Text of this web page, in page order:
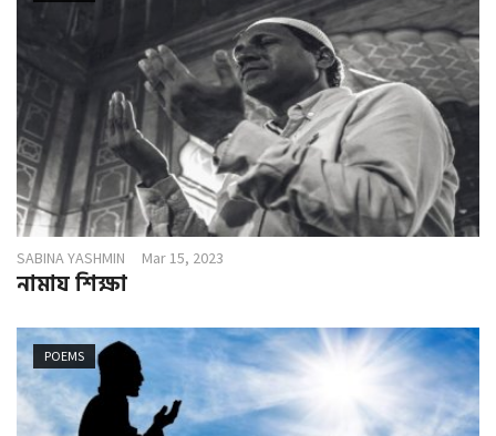
SABINA YASHMIN Mar 15, 2023
নামায শিক্ষা
POEMS